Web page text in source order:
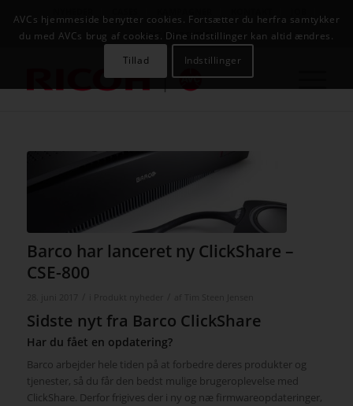
AVC INFOSYSTEM
Barco har lanceret ny ClickShare –
CSE-800
Sidste nyt fra Barco ClickShare
Har du fået en opdatering?
Barco arbejder hele tiden på at forbedre deres produkter og
tjenester, så du får den bedst mulige brugeroplevelse med
ClickShare. Derfor frigives der i ny og næ firmwareopdateringer,
AVCs hjemmeside benytter cookies. Fortsætter du herfra samtykker
du med AVCs brug af cookies. Dine indstillinger kan altid ændres.
Tillad
Indstillinger